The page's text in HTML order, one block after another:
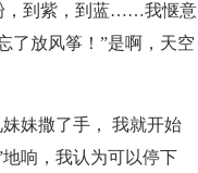
，到紫，到蓝……我惬意
了放风筝！”是啊，天空
妹撒了手， 我就开始
响，我认为可以停下